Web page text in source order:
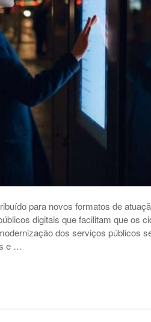
para novos formatos de
digitais que facilitam que os
dos serviços públicos
e …